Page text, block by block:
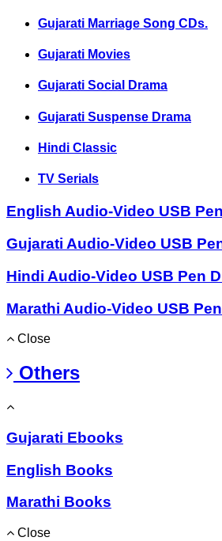
Gujarati Marriage Song CDs.
Gujarati Movies
Gujarati Social Drama
Gujarati Suspense Drama
Hindi Classic
TV Serials
English Audio-Video USB
Gujarati Audio-Video USB
Hindi Audio-Video USB Pen
Marathi Audio-Video USB
Close
Others
Gujarati Ebooks
English Books
Marathi Books
Close